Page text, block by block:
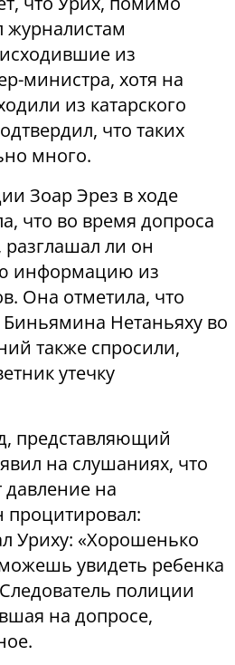
журналистам
из
министра, хотя на
из катарского
что таких
много.
Зоар Эрез в ходе
что во время допроса
ли он
информацию из
Она отметила, что
Нетаньяху во
также спросили,
утечку
представляющий
на слушаниях, что
давление на
Уриху: «Хорошенько
увидеть ребенка
полиции
на допросе,